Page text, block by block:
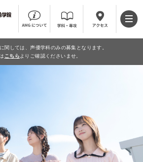
関しては、声優学科のみの募集となります。
こちら よりご確認くださいませ。